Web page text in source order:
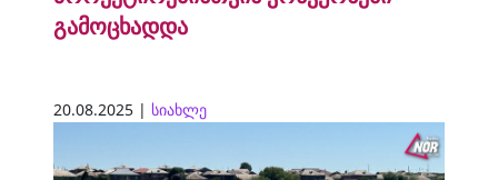
გამოცხადდა
20.08.2025 | სიახლე